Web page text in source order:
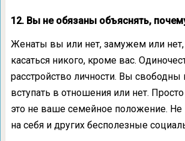
12. Вы не обязаны объяснять,
Женаты вы или нет, замужем или
касаться никого, кроме вас.
расстройство личности. Вы свободны
вступать в отношения или нет.
это не ваше семейное положение. Не
на себя и других бесполезные